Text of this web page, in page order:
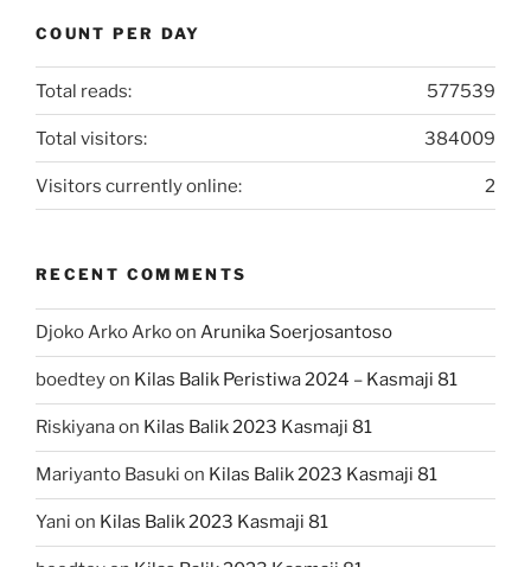
COUNT PER DAY
577539
Total reads:
384009
Total visitors:
2
Visitors currently online:
RECENT COMMENTS
Djoko Arko Arkoon Arunika Soerjosantoso
boedteyon Kilas Balik Peristiwa 2024 – Kasmaji 81
Riskiyanaon Kilas Balik 2023 Kasmaji 81
Mariyanto Basuki on Kilas Balik 2023 Kasmaji 81
Yani on Kilas Balik 2023 Kasmaji 81